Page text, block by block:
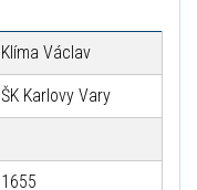
Klíma Václav
ŠK Karlovy Vary
1655